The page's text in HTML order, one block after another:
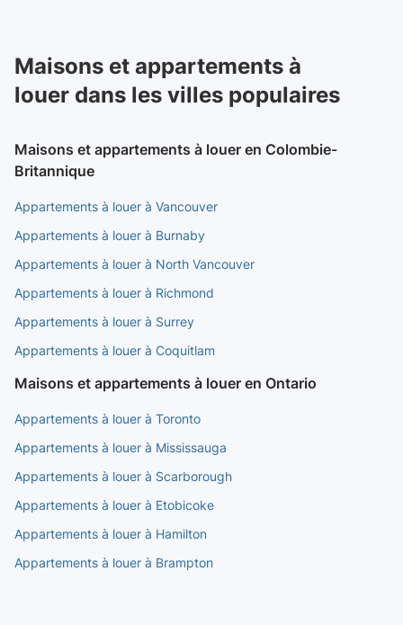
Maisons et appartements à
louer dans les villes populaires
Maisons et appartements à louer en Colombie-
Britannique
Appartements à louer à Vancouver
Appartements à louer à Burnaby
Appartements à louer à North Vancouver
Appartements à louer à Richmond
Appartements à louer à Surrey
Appartements à louer à Coquitlam
Maisons et appartements à louer en Ontario
Appartements à louer à Toronto
Appartements à louer à Mississauga
Appartements à louer à Scarborough
Appartements à louer à Etobicoke
Appartements à louer à Hamilton
Appartements à louer à Brampton